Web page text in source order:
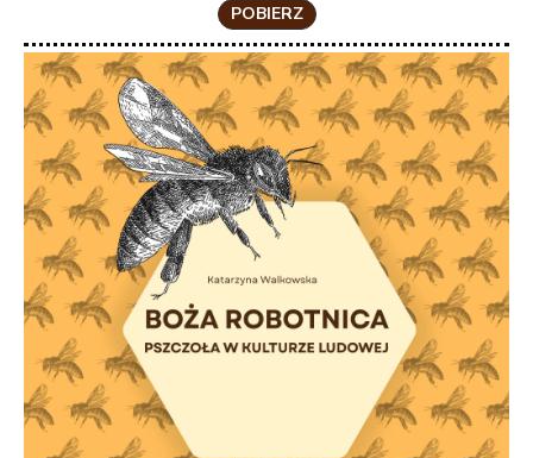
POBIERZ